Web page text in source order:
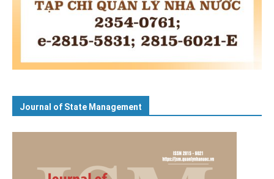
Journal of State Management